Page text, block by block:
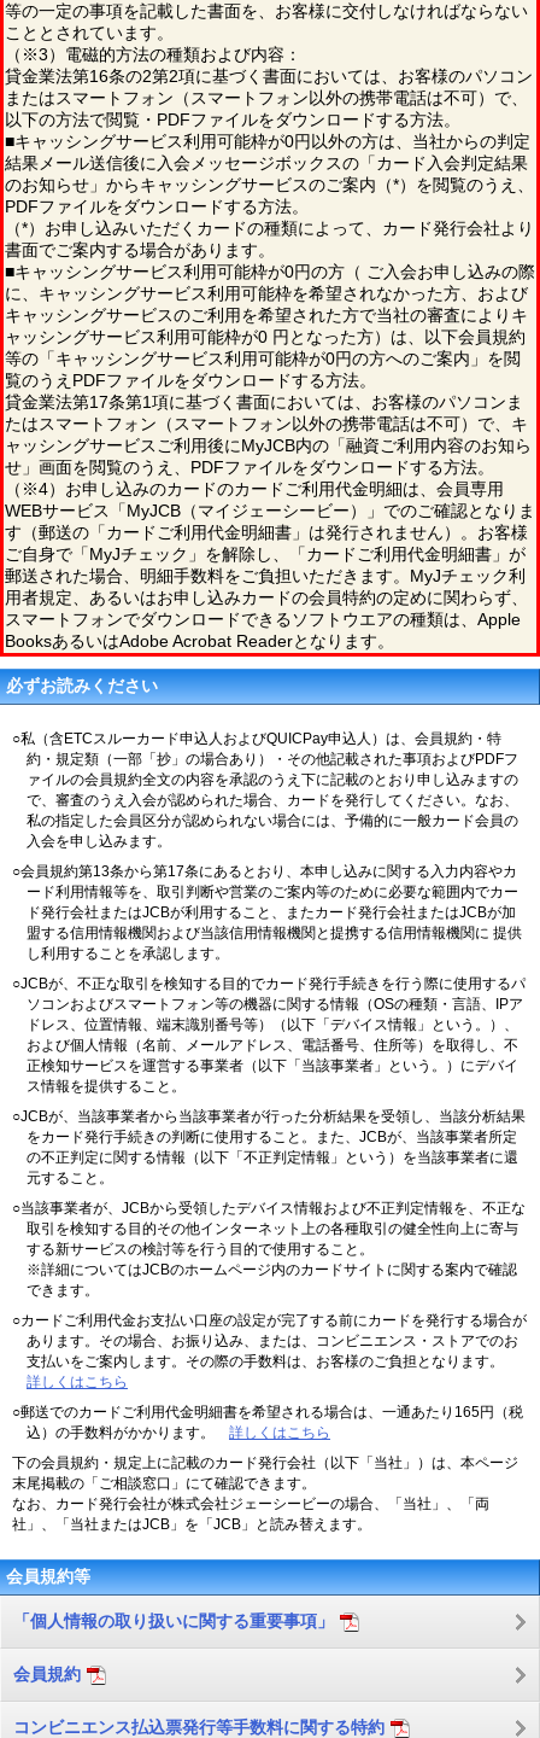
等の一定の事項を記載した書面を、お客様に交付しなければならない
こととされています。
（※3）電磁的方法の種類および内容：
貸金業法第16条の2第2項に基づく書面においては、お客様のパソコン
またはスマートフォン（スマートフォン以外の携帯電話は不可）で、
以下の方法で閲覧・PDFファイルをダウンロードする方法。
■キャッシングサービス利用可能枠が0円以外の方は、当社からの判定
結果メール送信後に入会メッセージボックスの「カード入会判定結果
のお知らせ」からキャッシングサービスのご案内（*）を閲覧のうえ、
PDFファイルをダウンロードする方法。
（*）お申し込みいただくカードの種類によって、カード発行会社より
書面でご案内する場合があります。
■キャッシングサービス利用可能枠が0円の方（ ご入会お申し込みの際
に、キャッシングサービス利用可能枠を希望されなかった方、および
キャッシングサービスのご利用を希望された方で当社の審査によりキ
ャッシングサービス利用可能枠が0 円となった方）は、以下会員規約
等の「キャッシングサービス利用可能枠が0円の方へのご案内」を閲
覧のうえPDFファイルをダウンロードする方法。
貸金業法第17条第1項に基づく書面においては、お客様のパソコンま
たはスマートフォン（スマートフォン以外の携帯電話は不可）で、キ
ャッシングサービスご利用後にMyJCB内の「融資ご利用内容のお知ら
せ」画面を閲覧のうえ、PDFファイルをダウンロードする方法。
（※4）お申し込みのカードのカードご利用代金明細は、会員専用
WEBサービス「MyJCB（マイジェーシービー）」でのご確認となりま
す（郵送の「カードご利用代金明細書」は発行されません）。お客様
ご自身で「MyJチェック」を解除し、「カードご利用代金明細書」が
郵送された場合、明細手数料をご負担いただきます。MyJチェック利
用者規定、あるいはお申し込みカードの会員特約の定めに関わらず、
スマートフォンでダウンロードできるソフトウエアの種類は、Apple
BooksあるいはAdobe Acrobat Readerとなります。
必ずお読みください
○私（含ETCスルーカード申込人およびQUICPay申込人）は、会員規約・特
約・規定類（一部「抄」の場合あり）・その他記載された事項およびPDFフ
ァイルの会員規約全文の内容を承認のうえ下に記載のとおり申し込みますの
で、審査のうえ入会が認められた場合、カードを発行してください。なお、
私の指定した会員区分が認められない場合には、予備的に一般カード会員の
入会を申し込みます。
○会員規約第13条から第17条にあるとおり、本申し込みに関する入力内容やカ
ード利用情報等を、取引判断や営業のご案内等のために必要な範囲内でカー
ド発行会社またはJCBが利用すること、またカード発行会社またはJCBが加
盟する信用情報機関および当該信用情報機関と提携する信用情報機関に 提供
し利用することを承認します。
○JCBが、不正な取引を検知する目的でカード発行手続きを行う際に使用するパ
ソコンおよびスマートフォン等の機器に関する情報（OSの種類・言語、IPア
ドレス、位置情報、端末識別番号等）（以下「デバイス情報」という。）、
および個人情報（名前、メールアドレス、電話番号、住所等）を取得し、不
正検知サービスを運営する事業者（以下「当該事業者」という。）にデバイ
ス情報を提供すること。
○JCBが、当該事業者から当該事業者が行った分析結果を受領し、当該分析結果
をカード発行手続きの判断に使用すること。また、JCBが、当該事業者所定
の不正判定に関する情報（以下「不正判定情報」という）を当該事業者に還
元すること。
○当該事業者が、JCBから受領したデバイス情報および不正判定情報を、不正な
取引を検知する目的その他インターネット上の各種取引の健全性向上に寄与
する新サービスの検討等を行う目的で使用すること。
※詳細についてはJCBのホームページ内のカードサイトに関する案内で確認
できます。
○カードご利用代金お支払い口座の設定が完了する前にカードを発行する場合が
あります。その場合、お振り込み、または、コンビニエンス・ストアでのお
支払いをご案内します。その際の手数料は、お客様のご負担となります。
詳しくはこちら
○郵送でのカードご利用代金明細書を希望される場合は、一通あたり165円（税
込）の手数料がかかります。 詳しくはこちら
下の会員規約・規定上に記載のカード発行会社（以下「当社」）は、本ページ
末尾掲載の「ご相談窓口」にて確認できます。
なお、カード発行会社が株式会社ジェーシービーの場合、「当社」、「両
社」、「当社またはJCB」を「JCB」と読み替えます。
会員規約等
「個人情報の取り扱いに関する重要事項」
会員規約
コンビニエンス払込票発行等手数料に関する特約